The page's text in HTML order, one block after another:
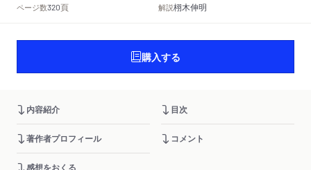
ページ数320頁 解説栩木伸明
購入する
内容紹介 目次
著作者プロフィール コメント
感想をおくる